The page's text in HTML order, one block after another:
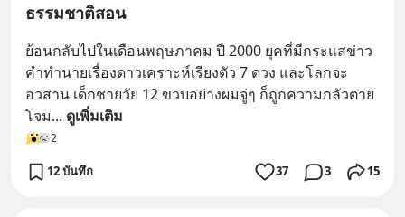
ธรรมชาติสอน
ย้อนกลับไปในเดือนพฤษภาคม ปี 2000 ยุคที่มีกระแสข่าว
คำทำนายเรื่องดาวเคราะห์เรียงตัว 7 ดวง และโลกจะ
อวสาน เด็กชายวัย 12 ขวบอย่างผมจู่ๆ ก็ถูกความกลัวตาย
โจม... ดูเพิ่มเติม
2
12 บันทึก 37 3 15